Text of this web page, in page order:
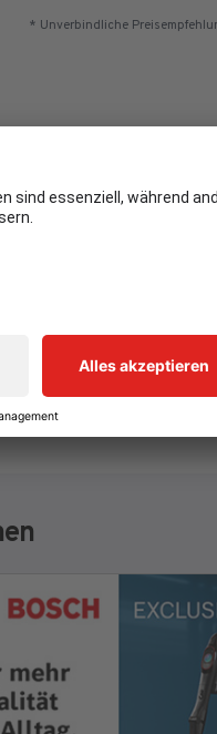
* Unverbindliche